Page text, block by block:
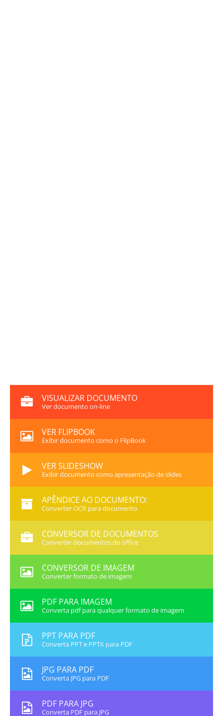
VISUALIZAR DOCUMENTO
Ver documento on-line
VER FLIPBOOK
Exibir documento como o FlipBook
VER SLIDESHOW
Exibir documento como apresentação de slides
APÊNDICE AO DOCUMENTO:
Converter OCR para documento
CONVERSOR DE DOCUMENTOS
Converter documentos do office
CONVERSOR DE IMAGEM
Converter formato de imagem
PDF PARA IMAGEM
Converta pdf para qualquer formato de imagem
PPT PARA PDF
Converta PPT e PPTX para PDF
JPG PARA PDF
Converta JPG para PDF
PDF PARA JPG
Converta PDF para JPG